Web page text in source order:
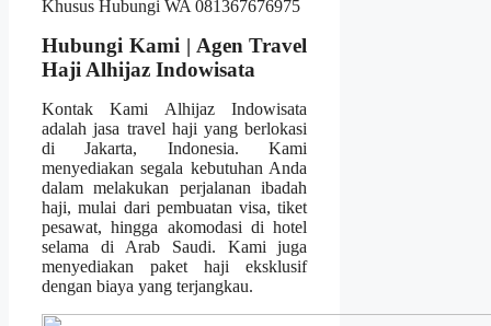
Hubungi Kami | Agen Travel
Haji Alhijaz Indowisata
Kontak Kami Alhijaz Indowisata
adalah jasa travel haji yang berlokasi
di Jakarta, Indonesia. Kami
menyediakan segala kebutuhan Anda
dalam melakukan perjalanan ibadah
haji, mulai dari pembuatan visa, tiket
pesawat, hingga akomodasi di hotel
selama di Arab Saudi. Kami juga
menyediakan paket haji eksklusif
dengan biaya yang terjangkau.